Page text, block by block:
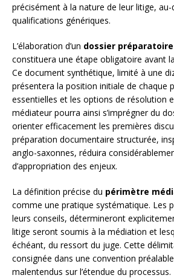
précisément à la nature de leur litige, au-
qualifications génériques.
L’élaboration d’un dossier préparatoire
constituera une étape obligatoire avant
Ce document synthétique, limité à une
présentera la position initiale de chaque
essentielles et les options de résolution
médiateur pourra ainsi s’imprégner du
orienter efficacement les premières
préparation documentaire structurée,
anglo-saxonnes, réduira
d’appropriation des enjeux.
La définition précise du périmètre
comme une pratique systématique. Les
leurs conseils, détermineront
litige seront soumis à la médiation et
échéant, du ressort du juge. Cette
consignée dans une convention
malentendus sur l’étendue du